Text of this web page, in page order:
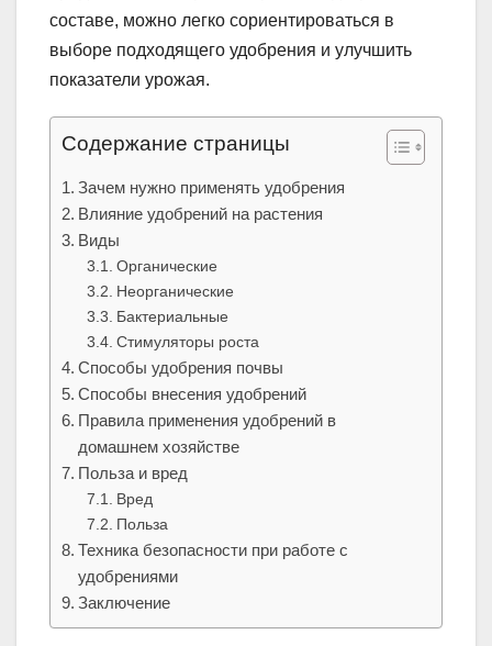
составе, можно легко сориентироваться в
выборе подходящего удобрения и улучшить
показатели урожая.
Содержание страницы
Зачем нужно применять удобрения
Влияние удобрений на растения
Виды
Органические
Неорганические
Бактериальные
Стимуляторы роста
Способы удобрения почвы
Способы внесения удобрений
Правила применения удобрений в
домашнем хозяйстве
Польза и вред
Вред
Польза
Техника безопасности при работе с
удобрениями
Заключение